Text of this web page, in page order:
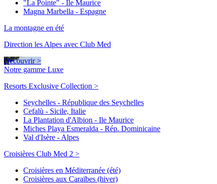
"La Pointe" - Ile Maurice
Magna Marbella - Espagne
La montagne en été
Direction les Alpes avec Club Med
Découvrir >
Notre gamme Luxe
Resorts Exclusive Collection >
Seychelles - République des Seychelles
Cefalù - Sicile, Italie
La Plantation d'Albion - Ile Maurice
Miches Playa Esmeralda - Rép. Dominicaine
Val d'Isère - Alpes
Croisières Club Med 2 >
Croisières en Méditerranée (été)
Croisières aux Caraïbes (hiver)